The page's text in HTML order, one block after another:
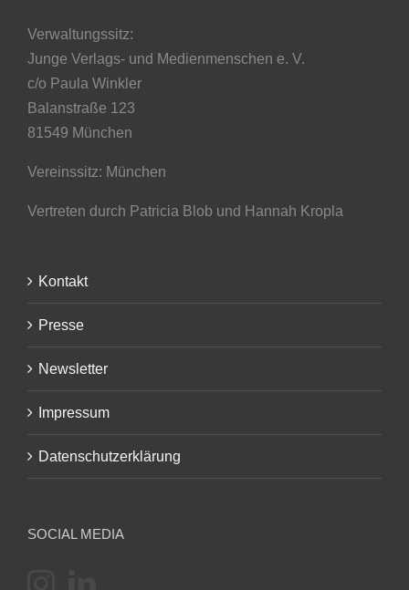
Verwaltungssitz:
Junge Verlags- und Medienmenschen e. V.
c/o Paula Winkler
Balanstraße 123
81549 München
Vereinssitz: München
Vertreten durch Patricia Blob und Hannah Kropla
Kontakt
Presse
Newsletter
Impressum
Datenschutzerklärung
SOCIAL MEDIA